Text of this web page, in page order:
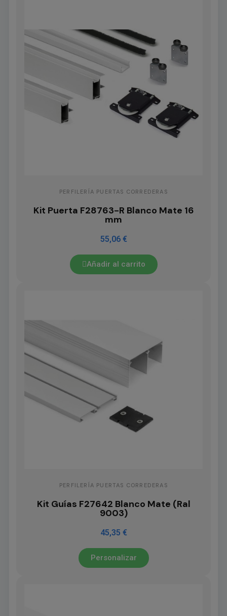
PERFILERÍA PUERTAS CORREDERAS
Kit Puerta F28763-R Blanco Mate 16
mm
55,06 €
Añadir al carrito
PERFILERÍA PUERTAS CORREDERAS
Kit Guías F27642 Blanco Mate (Ral
9003)
45,35 €
Personalizar